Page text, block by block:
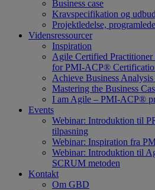
Business case
Kravspecifikation og
Projektledelse,
Vidensressourcer
Inspiration
Agile Certified
for PMI-ACP®
Achieve Business
Mastering the Business
I am Agile – PMI-ACP®
Events
Webinar: Introduktion til
tilpasning
Webinar: Inspiration fra
Webinar: Introduktion til
SCRUM metoden
Kontakt
Om GBD